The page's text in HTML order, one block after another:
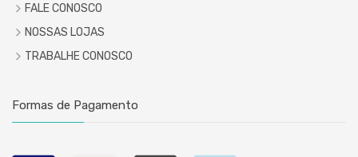
FALE CONOSCO
NOSSAS LOJAS
TRABALHE CONOSCO
Formas de Pagamento